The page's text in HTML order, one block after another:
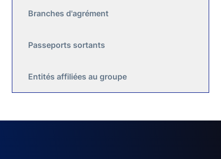
Branches d'agrément
Passeports sortants
Entités affiliées au groupe